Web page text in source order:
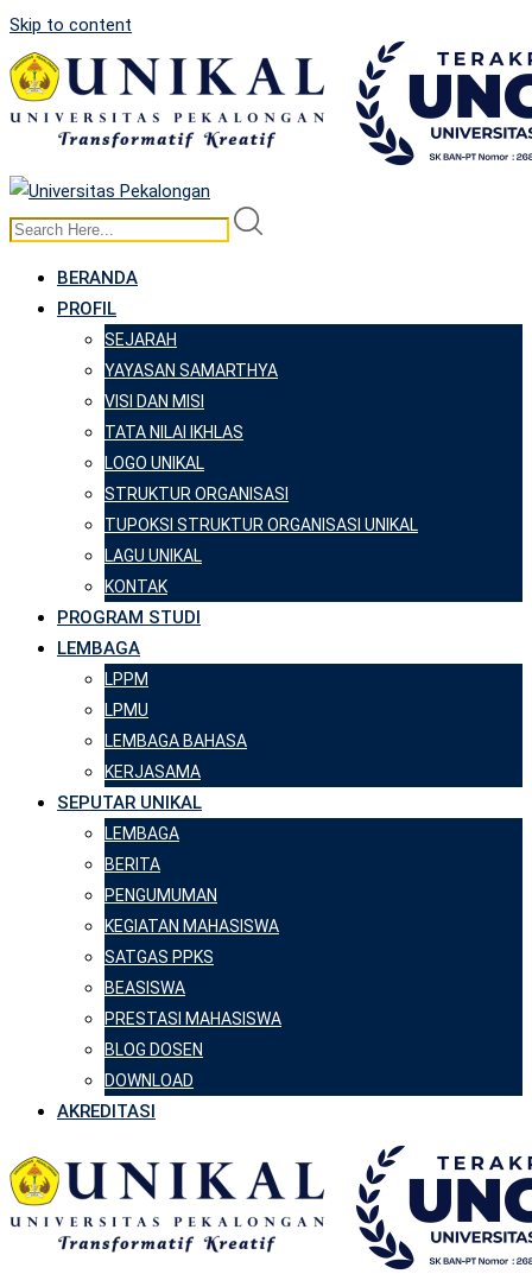
Skip to content
BERANDA
PROFIL
SEJARAH
YAYASAN SAMARTHYA
VISI DAN MISI
TATA NILAI IKHLAS
LOGO UNIKAL
STRUKTUR ORGANISASI
TUPOKSI STRUKTUR ORGANISASI UNIKAL
LAGU UNIKAL
KONTAK
PROGRAM STUDI
LEMBAGA
LPPM
LPMU
LEMBAGA BAHASA
KERJASAMA
SEPUTAR UNIKAL
LEMBAGA
BERITA
PENGUMUMAN
KEGIATAN MAHASISWA
SATGAS PPKS
BEASISWA
PRESTASI MAHASISWA
BLOG DOSEN
DOWNLOAD
AKREDITASI